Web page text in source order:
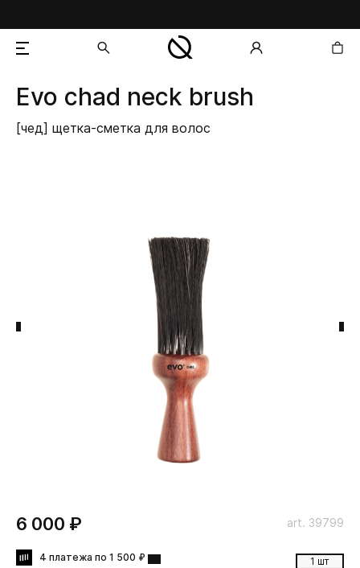
добавлен в корзину
Evo chad neck brush
[чед] щетка-сметка для волос
art. 39799
1 шт
6 000 ₽
4 платежа по 1 500 ₽